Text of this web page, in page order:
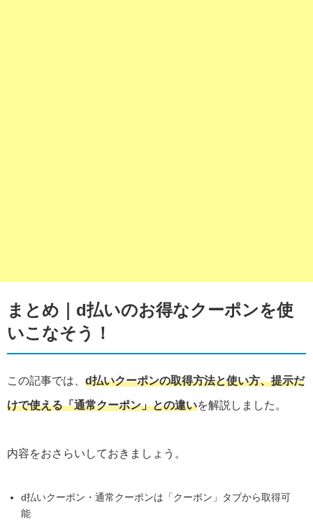
まとめ｜d払いのお得なクーポンを使
いこなそう！
この記事では、 d払いクーポンの取得方法と使い方、提示だ
けで使える「通常クーポン」との違いを解説しました。
内容をおさらいしておきましょう。
d払いクーポン・通常クーポンは「クーポン」タブから取得可
能